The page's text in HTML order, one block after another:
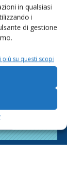
in qualsiasi
i
di gestione
più su questi scopi